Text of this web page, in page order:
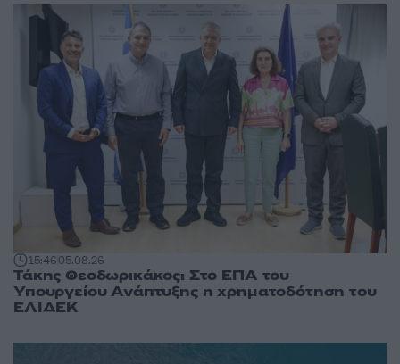
15:4605.08.26
Τάκης Θεοδωρικάκος: Στο ΕΠΑ του
Υπουργείου Ανάπτυξης η χρηματοδότηση του
ΕΛΙΔΕΚ